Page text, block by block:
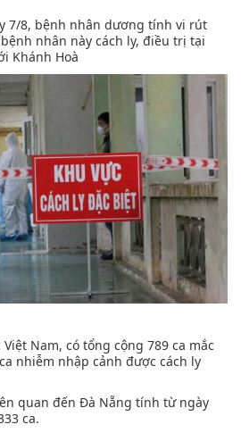
7/8, bệnh nhân dương tính vi rút
bệnh nhân này cách ly, điều trị tại
Khánh Hoà
Nam, có tổng cộng 789 ca mắc
nhiễm nhập cảnh được cách ly
quan đến Đà Nẵng tính từ ngày
ca.